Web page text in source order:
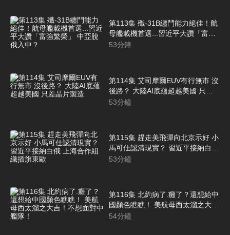
第113集 殲-31B纏鬥能力絕佳！航
母艦載機首選...習近平大讚「富強
繁榮」 中亞脫俄入中？
53分鐘
第114集 艾司摩爾EUV有行無市 沒
後路？ 大陸AI底蘊超越美國 只差
晶片製造
53分鐘
第115集 趕走美飛彈向北京示好 小
馬可仕認清現實？ 習近平接納白俄
上海合作組織插旗東歐
53分鐘
第116集 北約病了.癱了？還想給中
國顏色瞧瞧！ 美航母西太溜之大
吉！不想面對中艦隊！
54分鐘